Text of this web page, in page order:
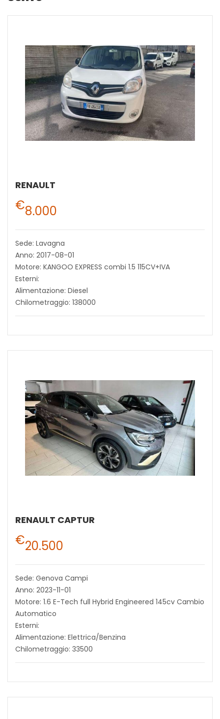
RENAULT
€8.000
Sede: Lavagna
Anno: 2017-08-01
Motore: KANGOO EXPRESS combi 1.5 115CV+IVA
Esterni:
Alimentazione: Diesel
Chilometraggio: 138000
RENAULT CAPTUR
€20.500
Sede: Genova Campi
Anno: 2023-11-01
Motore: 1.6 E-Tech full Hybrid Engineered 145cv Cambio
Automatico
Esterni:
Alimentazione: Elettrica/Benzina
Chilometraggio: 33500